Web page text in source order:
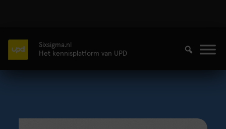
Sixsigma.nl
Het kennisplatform van UPD